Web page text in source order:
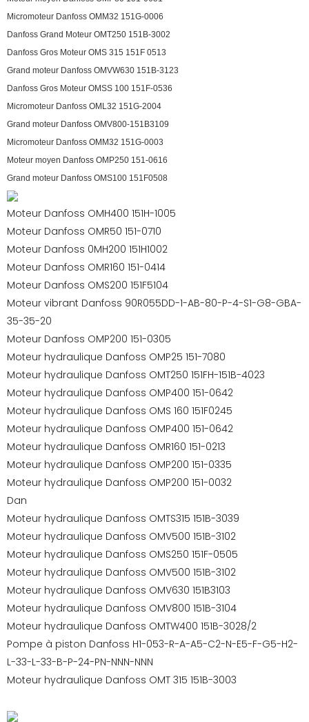
Micromoteur Danfoss OMM32 151G-0006
Danfoss Grand Moteur OMT250 151B-3002
Danfoss Gros Moteur OMS 315 151F 0513
Grand moteur Danfoss OMVW630 151B-3123
Danfoss Gros Moteur OMSS 100 151F-0536
Micromoteur Danfoss OML32 151G-2004
Grand moteur Danfoss OMV800-151B3109
Micromoteur Danfoss OMM32 151G-0003
Moteur moyen Danfoss OMP250 151-0616
Grand moteur Danfoss OMS100 151F0508
Moteur Danfoss OMH400 151H-1005
Moteur Danfoss OMR50 151-0710
Moteur Danfoss 0MH200 151H1002
Moteur Danfoss OMR160 151-0414
Moteur Danfoss OMS200 151F5104
Moteur vibrant Danfoss 90R055DD-1-AB-80-P-4-S1-G8-GBA-
35-35-20
Moteur Danfoss OMP200 151-0305
Moteur hydraulique Danfoss OMP25 151-7080
Moteur hydraulique Danfoss OMT250 151FH-151B-4023
Moteur hydraulique Danfoss OMP400 151-0642
Moteur hydraulique Danfoss OMS 160 151F0245
Moteur hydraulique Danfoss OMP400 151-0642
Moteur hydraulique Danfoss OMR160 151-0213
Moteur hydraulique Danfoss OMP200 151-0335
Moteur hydraulique Danfoss OMP200 151-0032
Dan
Moteur hydraulique Danfoss OMTS315 151B-3039
Moteur hydraulique Danfoss OMV500 151B-3102
Moteur hydraulique Danfoss OMS250 151F-0505
Moteur hydraulique Danfoss OMV500 151B-3102
Moteur hydraulique Danfoss OMV630 151B3103
Moteur hydraulique Danfoss OMV800 151B-3104
Moteur hydraulique Danfoss OMTW400 151B-3028/2
Pompe à piston Danfoss H1-053-R-A-A5-C2-N-E5-F-G5-H2-
L-33-L-33-B-P-24-PN-NNN-NNN
Moteur hydraulique Danfoss OMT 315 151B-3003